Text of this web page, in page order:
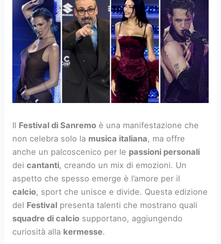
Il Festival di Sanremo è una manifestazione che
non celebra solo la musica italiana, ma offre
anche un palcoscenico per le passioni personali
deicantanti, creando un mix di emozioni. Un
aspetto che spesso emerge è l’amore per il
calcio, sport che unisce e divide. Questa edizione
del Festival presenta talenti che mostrano quali
squadre di calcio supportano, aggiungendo
curiosità alla kermesse.